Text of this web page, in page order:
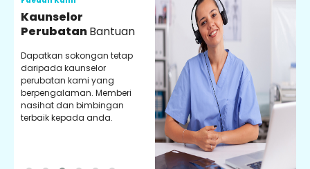
Kaunselor
PerubatanBantuan
Dapatkan sokongan tetap
daripada kaunselor
perubatan kami yang
berpengalaman. Memberi
nasihat dan bimbingan
terbaik kepada anda.